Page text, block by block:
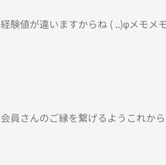
経験値が違いますからね ( ..)φメモメ
会員さんのご縁を繋げるようこれか